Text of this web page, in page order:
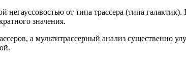
от типа трассера (типа
значения.
а мультитрассерный анализ существенно